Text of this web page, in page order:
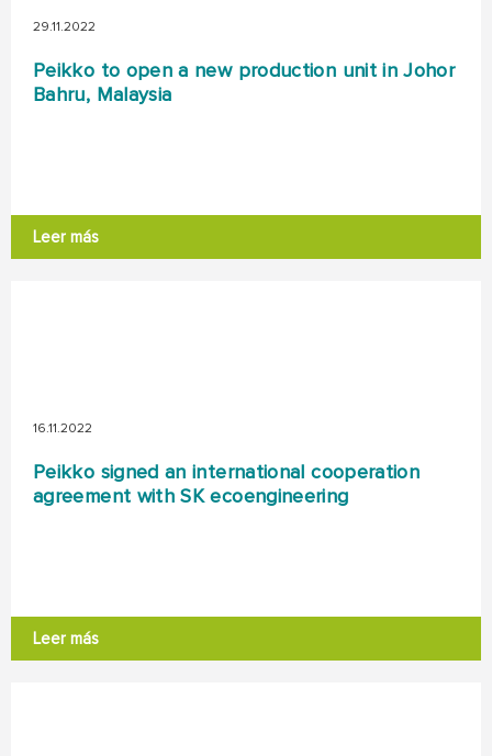
29.11.2022
Peikko to open a new production unit in Johor
Bahru, Malaysia
Leer más
16.11.2022
Peikko signed an international cooperation
agreement with SK ecoengineering
Leer más